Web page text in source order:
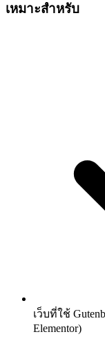
เหมาะสำหรับ
เว็บที่ใช้
Elementor)